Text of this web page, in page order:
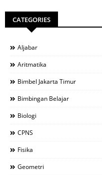
CATEGORIES
Aljabar
Aritmatika
Bimbel Jakarta Timur
Bimbingan Belajar
Biologi
CPNS
Fisika
Geometri